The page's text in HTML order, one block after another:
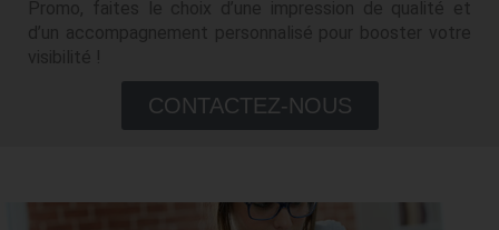
CONTACTEZ-NOUS